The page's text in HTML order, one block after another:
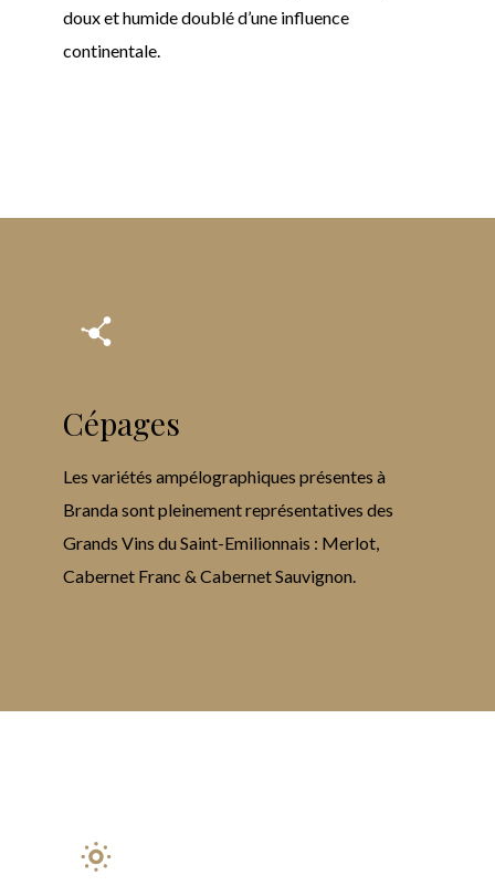
doux et humide doublé d’une influence
continentale.
Cépages
Les variétés ampélographiques présentes à
Branda sont pleinement représentatives des
Grands Vins du Saint-Emilionnais : Merlot,
Cabernet Franc & Cabernet Sauvignon.